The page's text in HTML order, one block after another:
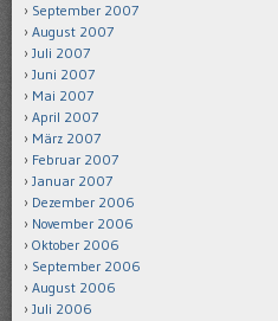
September 2007
August 2007
Juli 2007
Juni 2007
Mai 2007
April 2007
März 2007
Februar 2007
Januar 2007
Dezember 2006
November 2006
Oktober 2006
September 2006
August 2006
Juli 2006